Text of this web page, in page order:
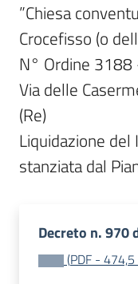
”Chiesa
Crocefisso (o
N° Ordine 3188
Via delle
(Re)
Liquidazione
stanziata dal
Decreto n. 970
(PDF - 474,5